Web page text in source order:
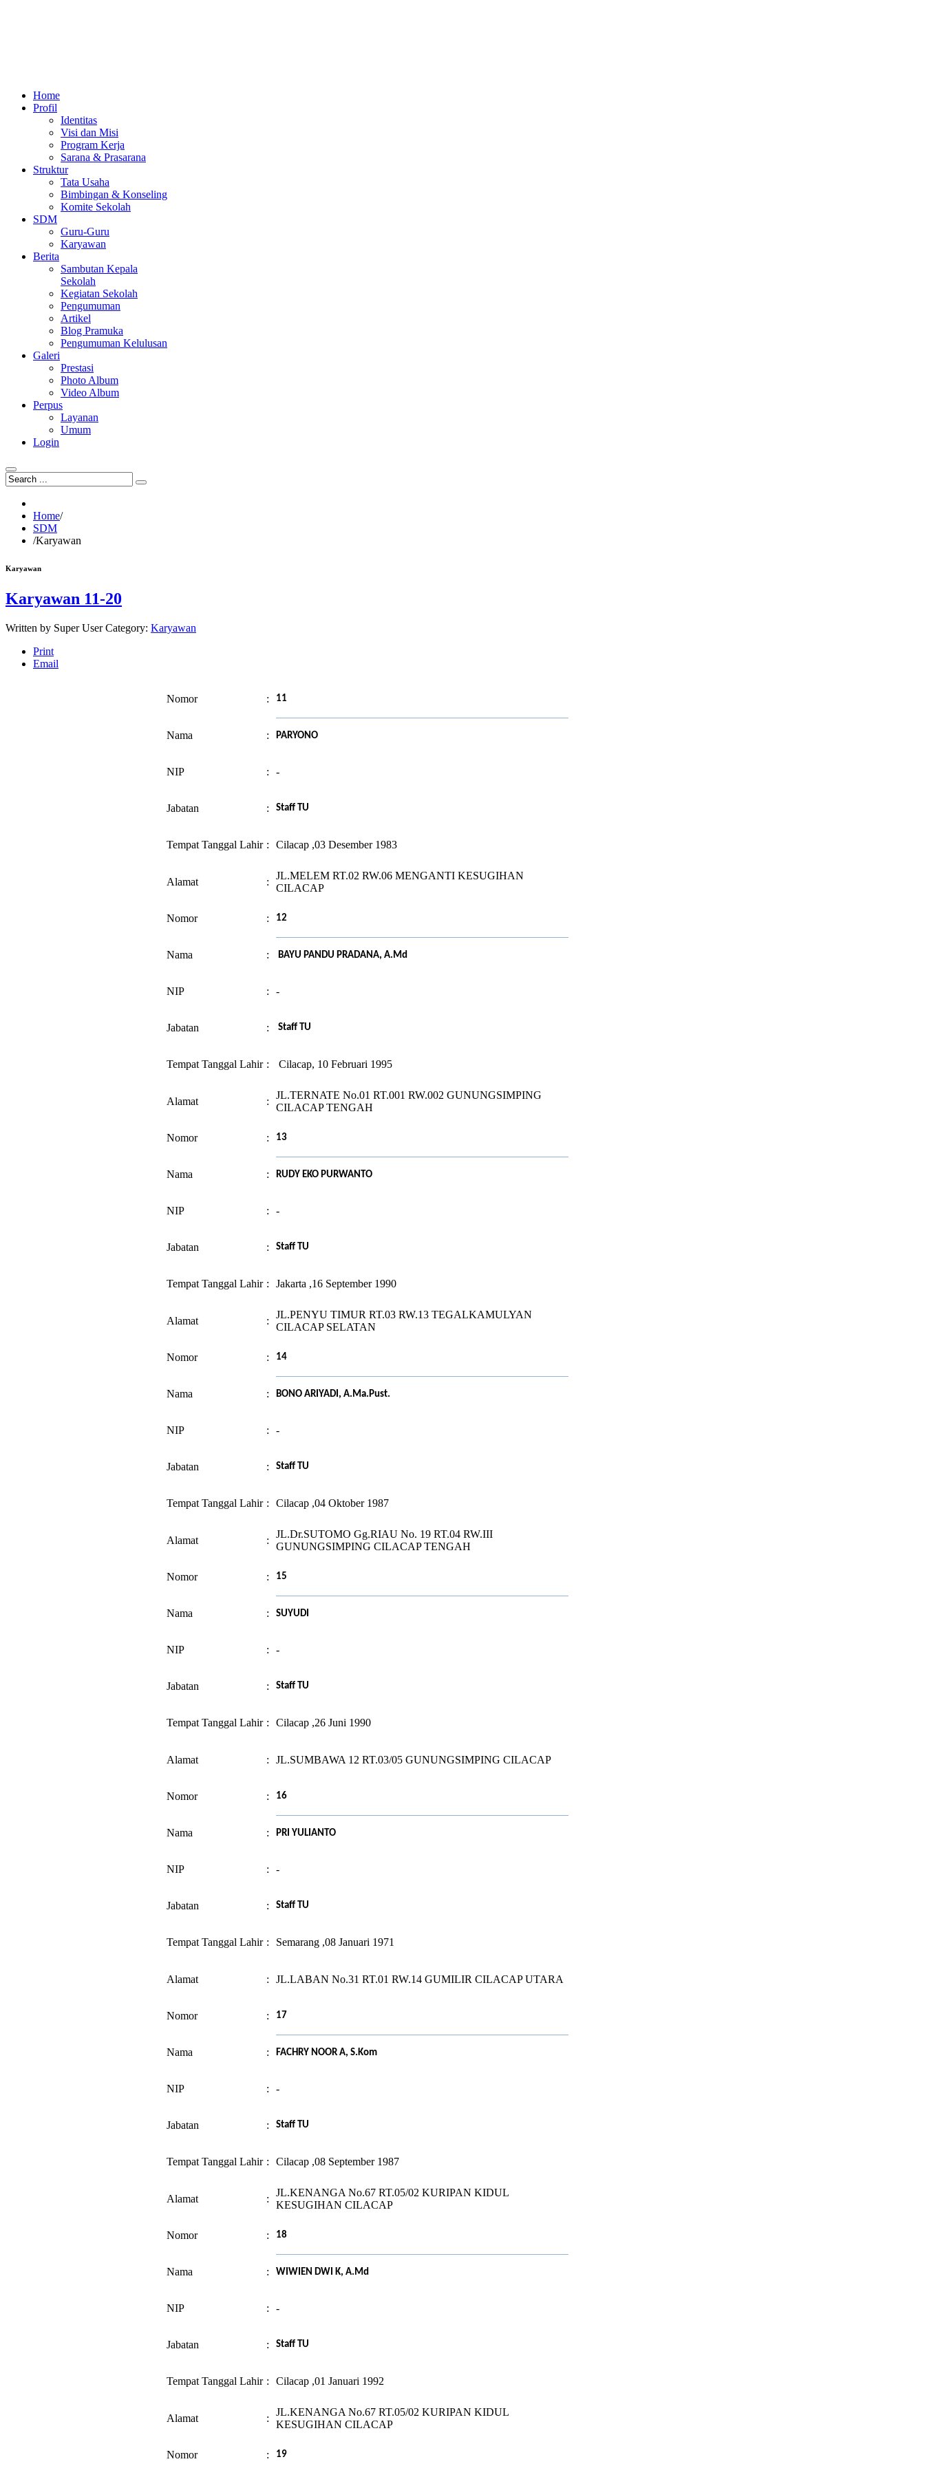
Home
Profil
Identitas
Visi dan Misi
Program Kerja
Sarana & Prasarana
Struktur
Tata Usaha
Bimbingan & Konseling
Komite Sekolah
SDM
Guru-Guru
Karyawan
Berita
Sambutan Kepala
Sekolah
Kegiatan Sekolah
Pengumuman
Artikel
Blog Pramuka
Pengumuman Kelulusan
Galeri
Prestasi
Photo Album
Video Album
Perpus
Layanan
Umum
Login
Home/
SDM
/Karyawan
Karyawan
Karyawan 11-20
Written by Super User Category: Karyawan
Print
Email
Nomor : 11
Nama : PARYONO
NIP : -
Jabatan : Staff TU
Tempat Tanggal Lahir : Cilacap ,03 Desember 1983
Alamat :
JL.MELEM RT.02 RW.06 MENGANTI KESUGIHAN
CILACAP
Nomor : 12
Nama : BAYU PANDU PRADANA, A.Md
NIP : -
Jabatan : Staff TU
Tempat Tanggal Lahir : Cilacap, 10 Februari 1995
Alamat :
JL.TERNATE No.01 RT.001 RW.002 GUNUNGSIMPING
CILACAP TENGAH
Nomor : 13
Nama : RUDY EKO PURWANTO
NIP : -
Jabatan : Staff TU
Tempat Tanggal Lahir : Jakarta ,16 September 1990
Alamat :
JL.PENYU TIMUR RT.03 RW.13 TEGALKAMULYAN
CILACAP SELATAN
Nomor : 14
Nama : BONO ARIYADI, A.Ma.Pust.
NIP : -
Jabatan : Staff TU
Tempat Tanggal Lahir : Cilacap ,04 Oktober 1987
Alamat :
JL.Dr.SUTOMO Gg.RIAU No. 19 RT.04 RW.III
GUNUNGSIMPING CILACAP TENGAH
Nomor : 15
Nama : SUYUDI
NIP : -
Jabatan : Staff TU
Tempat Tanggal Lahir : Cilacap ,26 Juni 1990
Alamat : JL.SUMBAWA 12 RT.03/05 GUNUNGSIMPING CILACAP
Nomor : 16
Nama : PRI YULIANTO
NIP : -
Jabatan : Staff TU
Tempat Tanggal Lahir : Semarang ,08 Januari 1971
Alamat : JL.LABAN No.31 RT.01 RW.14 GUMILIR CILACAP UTARA
Nomor : 17
Nama : FACHRY NOOR A, S.Kom
NIP : -
Jabatan : Staff TU
Tempat Tanggal Lahir : Cilacap ,08 September 1987
Alamat :
JL.KENANGA No.67 RT.05/02 KURIPAN KIDUL
KESUGIHAN CILACAP
Nomor : 18
Nama : WIWIEN DWI K, A.Md
NIP : -
Jabatan : Staff TU
Tempat Tanggal Lahir : Cilacap ,01 Januari 1992
Alamat :
JL.KENANGA No.67 RT.05/02 KURIPAN KIDUL
KESUGIHAN CILACAP
Nomor : 19